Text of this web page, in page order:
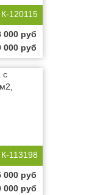
К-120115
000 руб
000 руб
К-113198
000 руб
000 руб